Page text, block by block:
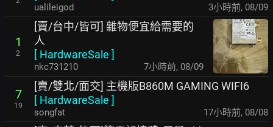
ualileigod 3小時前, 08/09
1
2
[賣/台中/皆可] 雜物便宜給需要的
人
[ HardwareSale ]
nkc731210 7小時前, 08/09
7
19
[賣/雙北/面交] 主機版B860M GAMING WIFI6
[ HardwareSale ]
songfat 17小時前, 08/08